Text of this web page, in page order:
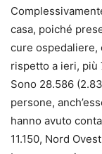
casa, poiché
cure ospedaliere,
rispetto a ieri, più
Sono 28.586
persone,
hanno avuto
11.150, Nord